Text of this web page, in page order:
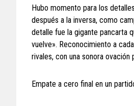
Hubo momento para los
después a la inversa, como
detalle fue la gigante pancarta
vuelve». Reconocimiento a
rivales, con una sonora ovación
Empate a cero final en un